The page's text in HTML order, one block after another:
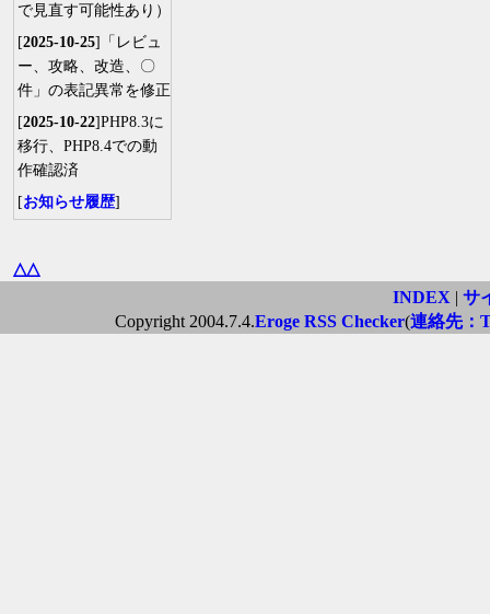
で見直す可能性あり）
[2025-10-25]「レビュ
ー、攻略、改造、〇
件」の表記異常を修正
[2025-10-22]PHP8.3に
移行、PHP8.4での動
作確認済
[お知らせ履歴]
△△
INDEX | サ
Copyright 2004.7.4.Eroge RSS Checker(連絡先：